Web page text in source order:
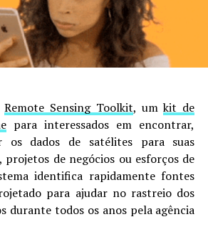
Remote Sensing Toolkit, umkit de
para interessados em encontrar,
os dados de satélites para suas
projetos de negócios ou esforços de
identifica rapidamente fontes
para ajudar no rastreio dos
durante todos os anos pela agência